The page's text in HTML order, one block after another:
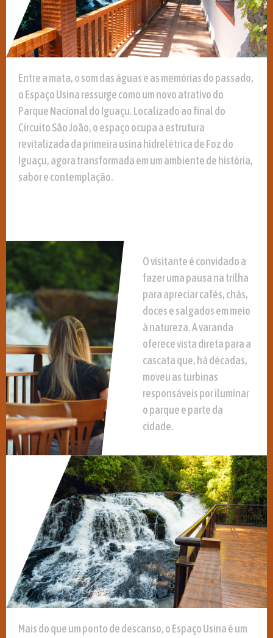
Entre a mata, o som das águas e as memórias do passado,
o Espaço Usina ressurge como um novo atrativo do
Parque Nacional do Iguaçu. Localizado ao final do
Circuito São João, o espaço ocupa a estrutura
revitalizada da primeira usina hidrelétrica de Foz do
Iguaçu, agora transformada em um ambiente de história,
sabor e contemplação.
O visitante é convidado a
fazer uma pausa na trilha
para apreciar cafés, chás,
doces e salgados em meio
à natureza. A varanda
oferece vista direta para a
cascata que, há décadas,
moveu as turbinas
responsáveis por iluminar
o parque e parte da
cidade.
Mais do que um ponto de descanso, o Espaço Usina é um